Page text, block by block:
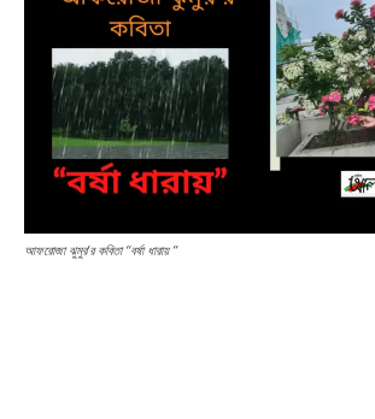
আফরোজা ঝুমুর’র কবিতা “বর্ষা ধারায় ”